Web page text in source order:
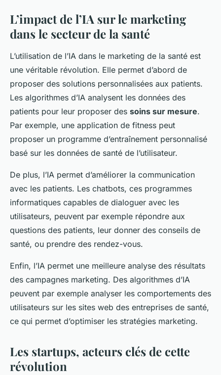
L’impact de l’IA sur le marketing
dans le secteur de la santé
L’utilisation de l’IA dans le marketing de la santé est
une véritable révolution. Elle permet d’abord de
proposer des solutions personnalisées aux patients.
Les algorithmes d’IA analysent les données des
patients pour leur proposer des soins sur mesure.
Par exemple, une application de fitness peut
proposer un programme d’entraînement personnalisé
basé sur les données de santé de l’utilisateur.
De plus, l’IA permet d’améliorer la communication
avec les patients. Les chatbots, ces programmes
informatiques capables de dialoguer avec les
utilisateurs, peuvent par exemple répondre aux
questions des patients, leur donner des conseils de
santé, ou prendre des rendez-vous.
Enfin, l’IA permet une meilleure analyse des résultats
des campagnes marketing. Des algorithmes d’IA
peuvent par exemple analyser les comportements des
utilisateurs sur les sites web des entreprises de santé,
ce qui permet d’optimiser les stratégies marketing.
Les startups, acteurs clés de cette
révolution